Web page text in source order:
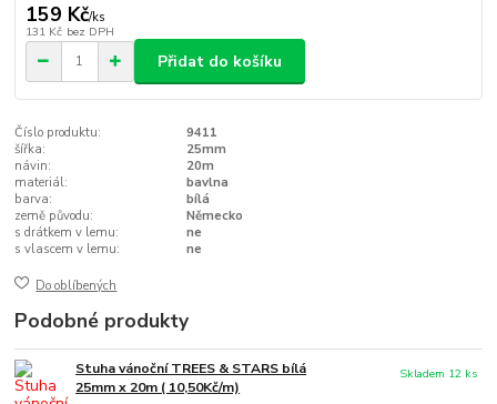
159 Kč/ks
131 Kč bez DPH
Přidat do košíku
Číslo produktu:
9411
šířka:
25mm
návin:
20m
materiál:
bavlna
barva:
bílá
země původu:
Německo
s drátkem v lemu:
ne
s vlascem v lemu:
ne
Do oblíbených
Podobné produkty
Stuha vánoční TREES & STARS bílá
25mm x 20m ( 10,50Kč/m)
Skladem 12 ks